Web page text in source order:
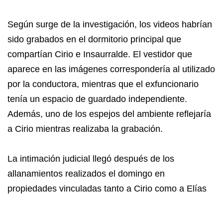
Según surge de la investigación, los videos habrían
sido grabados en el dormitorio principal que
compartían Cirio e Insaurralde. El vestidor que
aparece en las imágenes correspondería al utilizado
por la conductora, mientras que el exfuncionario
tenía un espacio de guardado independiente.
Además, uno de los espejos del ambiente reflejaría
a Cirio mientras realizaba la grabación.
La intimación judicial llegó después de los
allanamientos realizados el domingo en
propiedades vinculadas tanto a Cirio como a Elías